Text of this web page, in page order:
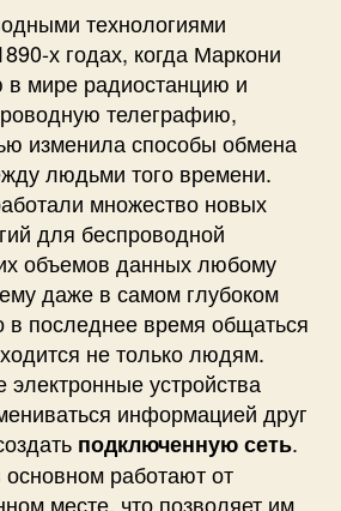
д
е
н
и
е
в
т
е
х
н
о
л
о
г
и
ю
S
g
технологиями
х годах, когда Маркони
в мире радиостанцию ​​и
телеграфию,
изменила способы обмена
людьми того времени.
множество новых
для беспроводной
объемов данных любому
даже в самом глубоком
в последнее время общаться
не только людям.
устройства
информацией друг
подключенную сеть.
основном работают от
месте, что позволяет им